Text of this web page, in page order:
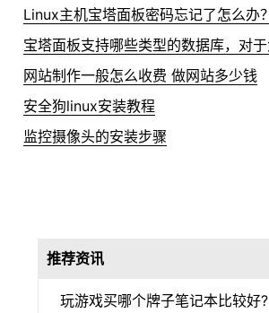
Linux主机宝塔面板密码忘记了怎么办？
网站制作一般怎么收费 做网站多少钱
安全狗linux安装教程
监控摄像头的安装步骤
推荐资讯
玩游戏买哪个牌子笔记本比较好?